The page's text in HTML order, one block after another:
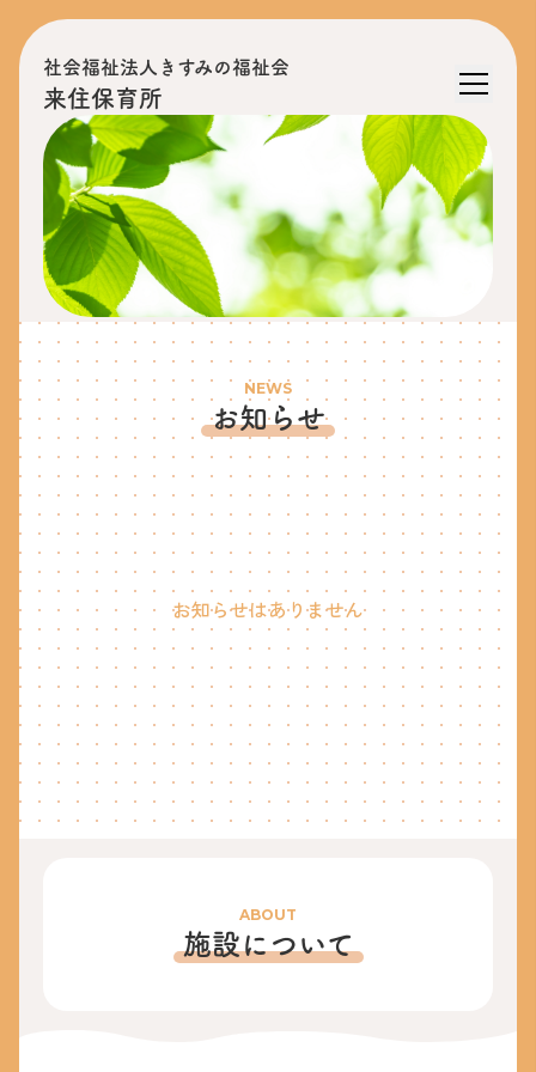
社会福祉法人きすみの福祉会
来住保育所
NEWS
お知らせ
お知らせはありません
ABOUT
施設について